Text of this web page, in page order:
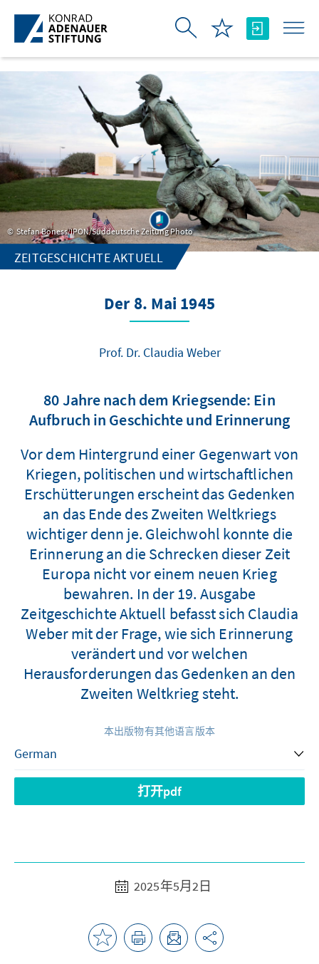
跳转到主内容
Stefan Boness/IPON/Süddeutsche Zeitung Photo
ZEITGESCHICHTE AKTUELL
Der 8. Mai 1945
Prof. Dr. Claudia Weber
80 Jahre nach dem Kriegsende: Ein
Aufbruch in Geschichte und Erinnerung
Vor dem Hintergrund einer Gegenwart von
Kriegen, politischen und wirtschaftlichen
Erschütterungen erscheint das Gedenken
an das Ende des Zweiten Weltkriegs
wichtiger denn je. Gleichwohl konnte die
Erinnerung an die Schrecken dieser Zeit
Europa nicht vor einem neuen Krieg
bewahren. In der 19. Ausgabe
Zeitgeschichte Aktuell befasst sich Claudia
Weber mit der Frage, wie sich Erinnerung
verändert und vor welchen
Herausforderungen das Gedenken an den
Zweiten Weltkrieg steht.
本出版物有其他语言版本
打开pdf
2025年5月2日